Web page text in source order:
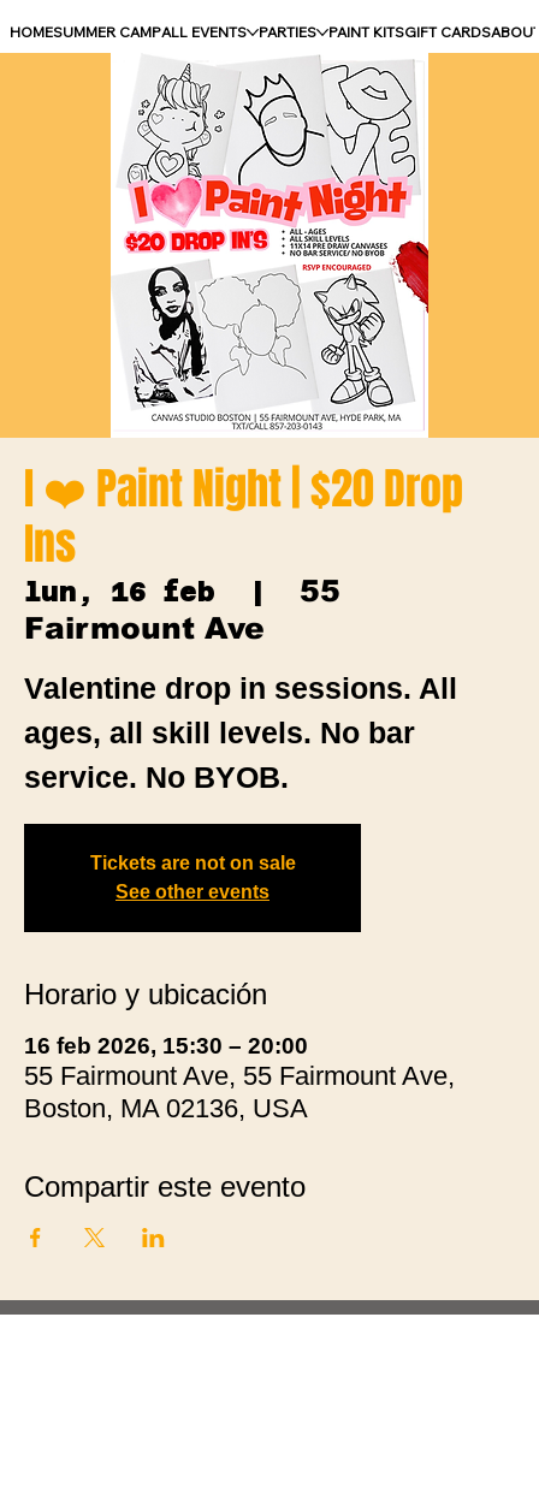
HOMESUMMER CAMPALL EVENTS PARTIES PAINT KITSGIFT CARDS
I ❤️ Paint Night | $20 Drop
Ins
lun, 16 feb
  |
55
Fairmount Ave
Valentine drop in sessions. All
ages, all skill levels. No bar
service. No BYOB.
Tickets are not on sale
See other events
Horario y ubicación
16 feb 2026, 15:30 – 20:00
55 Fairmount Ave, 55 Fairmount Ave,
Boston, MA 02136, USA
Compartir este evento